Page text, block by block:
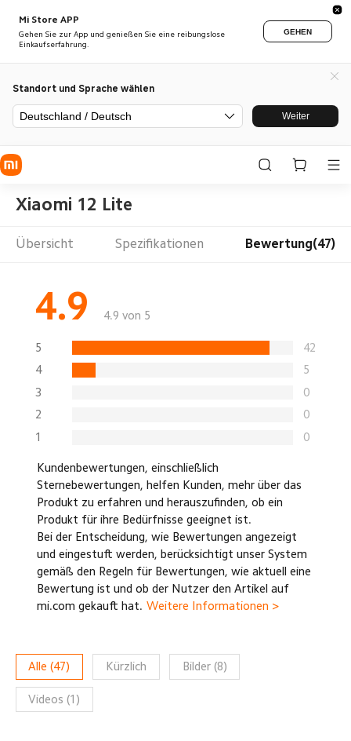
Mi Store APP
Gehen Sie zur App und genießen Sie eine reibungslose
Einkaufserfahrung.
GEHEN
Standort und Sprache wählen
Deutschland / Deutsch Weiter
Xiaomi 12 Lite
Übersicht Spezifikationen Bewertung(47)
4.9 4.9 von 5
5
42
4
5
3
0
2
0
1
0
Kundenbewertungen, einschließlich
Sternebewertungen, helfen Kunden, mehr über das
Produkt zu erfahren und herauszufinden, ob ein
Produkt für ihre Bedürfnisse geeignet ist.
Bei der Entscheidung, wie Bewertungen angezeigt
und eingestuft werden, berücksichtigt unser System
gemäß den Regeln für Bewertungen, wie aktuell eine
Bewertung ist und ob der Nutzer den Artikel auf
mi.com gekauft hat. Weitere Informationen >
Alle (47) Kürzlich Bilder(8)
Videos (1)